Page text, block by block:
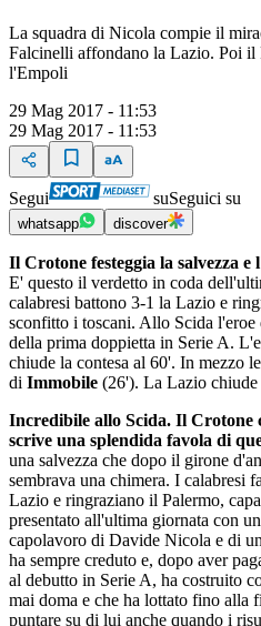
La squadra di Nicola compie il
Falcinelli affondano la Lazio. Poi il
l'Empoli
29 Mag 2017 - 11:53
29 Mag 2017 - 11:53
Segui suSeguici su
whatsapp discover
Il Crotone festeggia la salvezza
E' questo il verdetto in coda
calabresi battono 3-1 la Lazio e
sconfitto i toscani. Allo Scida l'eroe
della prima doppietta in Serie A.
chiude la contesa al 60'. In mezzo
di Immobile (26'). La Lazio chiude
Incredibile allo Scida. Il Crotone
scrive una splendida favola di
una salvezza che dopo il girone
sembrava una chimera. I calabresi
Lazio e ringraziano il Palermo,
presentato all'ultima giornata con
capolavoro di Davide Nicola e di
ha sempre creduto e, dopo aver
al debutto in Serie A, ha costruito
mai doma e che ha lottato fino alla
puntare su di lui anche quando i